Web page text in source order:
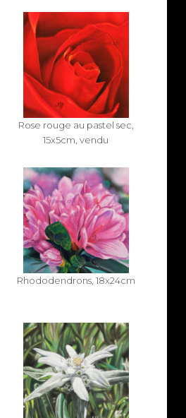
Rose rouge au pastel sec,
15x5cm, vendu
Rhododendrons, 18x24cm